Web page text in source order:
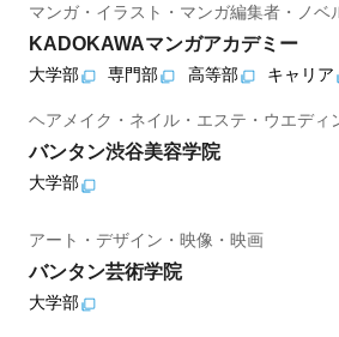
マンガ・イラスト・マンガ編集者・ノベ
KADOKAWAマンガアカデミー
大学部 専門部 高等部 キャリア
ヘアメイク・ネイル・エステ・ウエディ
バンタン渋谷美容学院
大学部
アート・デザイン・映像・映画
バンタン芸術学院
大学部